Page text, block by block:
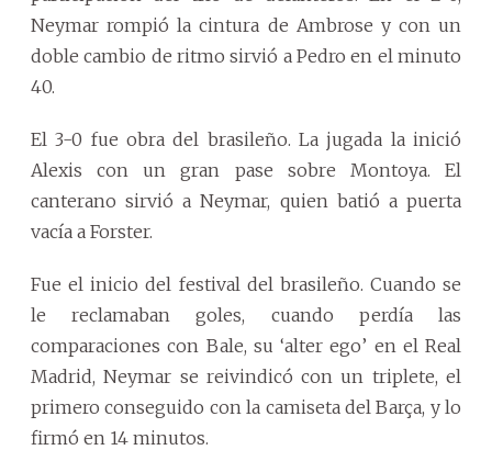
Neymar rompió la cintura de Ambrose y con un
doble cambio de ritmo sirvió a Pedro en el minuto
40.
El 3-0 fue obra del brasileño. La jugada la inició
Alexis con un gran pase sobre Montoya. El
canterano sirvió a Neymar, quien batió a puerta
vacía a Forster.
Fue el inicio del festival del brasileño. Cuando se
le reclamaban goles, cuando perdía las
comparaciones con Bale, su ‘alter ego’ en el Real
Madrid, Neymar se reivindicó con un triplete, el
primero conseguido con la camiseta del Barça, y lo
firmó en 14 minutos.